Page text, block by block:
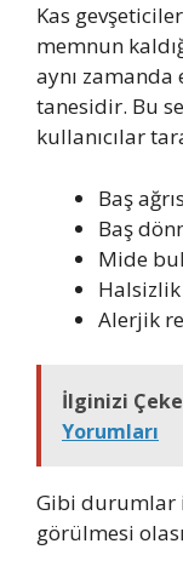
Kas
memnun
aynı zamanda
tanesidir. Bu
kullanıcılar
Baş
Baş
Mide
Halsizlik
Alerjik
İlginizi
Yorumları
Gibi durumlar
görülmesi